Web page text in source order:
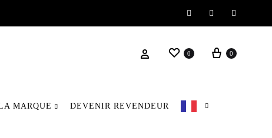
InstagramFacebook
Se connecterWishlist
0 Panier
0
MARQUE DEVENIR REVENDEUR